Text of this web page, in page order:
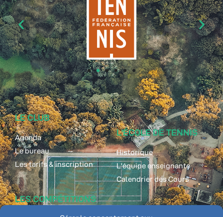
LE CLUB
Agenda
Le bureau
Les tarifs & inscription
L'ÉCOLE DE TENNIS
Historique
L'équipe enseignante
Calendrier des Cours
LES COMPÉTITIONS
ADHÉRENT